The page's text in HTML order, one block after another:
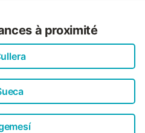
à proximité